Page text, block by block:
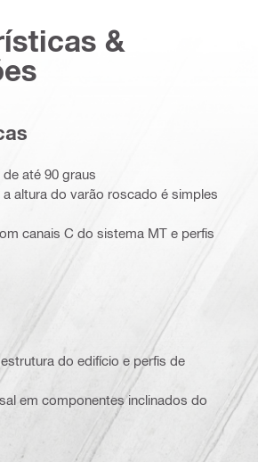
&
até 90 graus
a altura do varão roscado é simples
canais C do sistema MT e perfis
do edifício e perfis de
em componentes inclinados do